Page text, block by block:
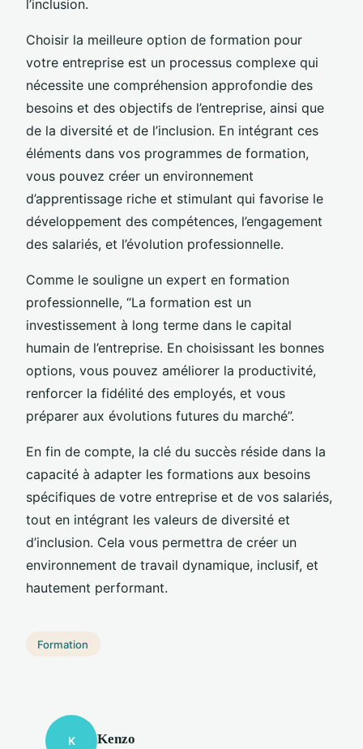
l’inclusion.
Choisir la meilleure option de formation pour
votre entreprise est un processus complexe qui
nécessite une compréhension approfondie des
besoins et des objectifs de l’entreprise, ainsi que
de la diversité et de l’inclusion. En intégrant ces
éléments dans vos programmes de formation,
vous pouvez créer un environnement
d’apprentissage riche et stimulant qui favorise le
développement des compétences, l’engagement
des salariés, et l’évolution professionnelle.
Comme le souligne un expert en formation
professionnelle, “La formation est un
investissement à long terme dans le capital
humain de l’entreprise. En choisissant les bonnes
options, vous pouvez améliorer la productivité,
renforcer la fidélité des employés, et vous
préparer aux évolutions futures du marché”.
En fin de compte, la clé du succès réside dans la
capacité à adapter les formations aux besoins
spécifiques de votre entreprise et de vos salariés,
tout en intégrant les valeurs de diversité et
d’inclusion. Cela vous permettra de créer un
environnement de travail dynamique, inclusif, et
hautement performant.
Formation
K Kenzo